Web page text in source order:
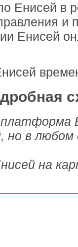
Енисей в
и
Енисей
но в любом
на